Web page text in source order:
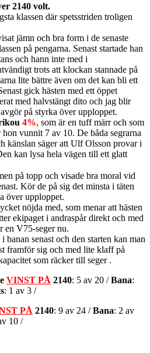
2140 volt.
klassen där spetsstriden troligen
jämn och bra form i de senaste
på pengarna. Senast startade han
och hann inte med i
trots att klockan stannade på
lite bättre även om det kan bli ett
gick hästen med ett öppet
med halvstängt dito och jag blir
på styrka över upploppet.
4%, som är en tuff märr och som
vunnit 7 av 10. De båda segrarna
känslan säger att Ulf Olsson provar i
kan lysa hela vägen till ett glatt
på topp och visade bra moral vid
Kör de på sig det minsta i täten
över upploppet.
nöjda med, som menar att hästen
ekipaget i andraspår direkt och med
en V75-seger nu.
banan senast och den starten kan man
framför sig och med lite klaff på
som räcker till seger .
VINST PÅ 2140: 5 av 20 /Bana:
: 1 av 3 /
PÅ 2140: 9 av 24 /Bana: 2 av
10 /